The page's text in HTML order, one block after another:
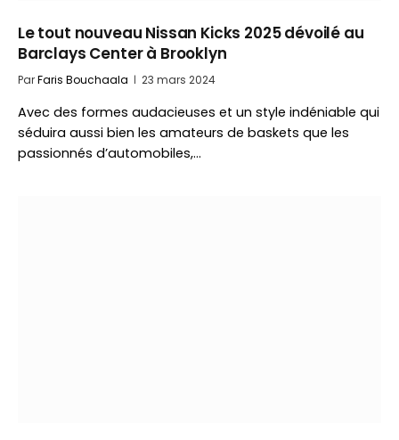
Le tout nouveau Nissan Kicks 2025 dévoilé au
Barclays Center à Brooklyn
ParFaris Bouchaala 23 mars 2024
Avec des formes audacieuses et un style indéniable qui
séduira aussi bien les amateurs de baskets que les
passionnés d’automobiles,…